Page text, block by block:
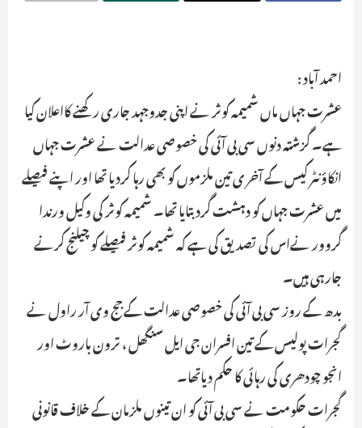
احمد آباد :
عشرت جہاں ماں شمیمہ کوثر نے اپنی جدوجہد جاری رکھنے کااعلان کیا
ہے۔ گزشتہ دنوں سی بی آئی کی خصوصی عدالت نے عشرت جہاں
انکاؤنٹر کیس کے آخر ی تین ملزموں کو بھی رہا کردیا تھا اور اپنے فیصلے
میں عشرت جہاں کو دہشت گرد بتایا تھا۔ شمیمہ کوثر کی وکیل ورندا
گروور نےاس کی تصدیق کی ہے کہ شمیمہ کوثر فیصلے کو چیلنج کرنے
جارہی ہیں۔
بدھ کے روز سی بی آئی کی خصوصی عدالت کے جج وی آر راول نے
گجرات پولیس کے تین افسران جی ایل سنگھل ، ترون باروٹ اور
انجو چودھری کی رہائی کا حکم دیاتھا۔
گجرات حکومت نے سی بی آئی کو ان تینوں ملزمان کے خلاف قانونی